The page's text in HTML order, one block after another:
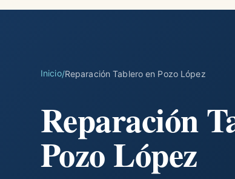
Inicio/Reparación Tablero en Pozo López
Reparación
Pozo López